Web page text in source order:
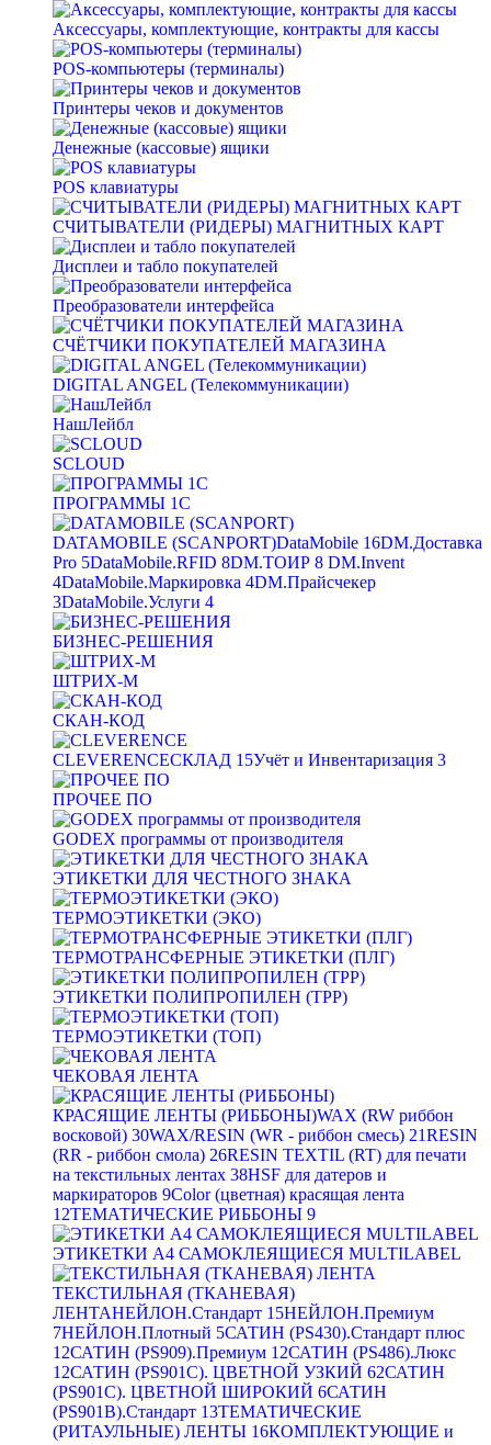
Аксессуары, комплектующие, контракты для кассы
POS-компьютеры (терминалы)
Принтеры чеков и документов
Денежные (кассовые) ящики
POS клавиатуры
СЧИТЫВАТЕЛИ (РИДЕРЫ) МАГНИТНЫХ КАРТ
Дисплеи и табло покупателей
Преобразователи интерфейса
СЧЁТЧИКИ ПОКУПАТЕЛЕЙ МАГАЗИНА
DIGITAL ANGEL (Телекоммуникации)
НашЛейбл
SCLOUD
ПРОГРАММЫ 1С
DATAMOBILE (SCANPORT)DataMobile 16DM.Доставка
Pro 5DataMobile.RFID 8DM.ТОИР 8 DM.Invent
4DataMobile.Маркировка 4DM.Прайсчекер
3DataMobile.Услуги 4
БИЗНЕС-РЕШЕНИЯ
ШТРИХ-М
СКАН-КОД
CLEVERENCEСКЛАД 15Учёт и Инвентаризация 3
ПРОЧЕЕ ПО
GODEX программы от производителя
ЭТИКЕТКИ ДЛЯ ЧЕСТНОГО ЗНАКА
ТЕРМОЭТИКЕТКИ (ЭКО)
ТЕРМОТРАНСФЕРНЫЕ ЭТИКЕТКИ (ПЛГ)
ЭТИКЕТКИ ПОЛИПРОПИЛЕН (TPP)
ТЕРМОЭТИКЕТКИ (ТОП)
ЧЕКОВАЯ ЛЕНТА
КРАСЯЩИЕ ЛЕНТЫ (РИББОНЫ)WAX (RW риббон
восковой) 30WAX/RESIN (WR - риббон смесь) 21RESIN
(RR - риббон смола) 26RESIN TEXTIL (RT) для печати
на текстильных лентах 38HSF для датеров и
маркираторов 9Color (цветная) красящая лента
12ТЕМАТИЧЕСКИЕ РИББОНЫ 9
ЭТИКЕТКИ А4 САМОКЛЕЯЩИЕСЯ MULTILABEL
ТЕКСТИЛЬНАЯ (ТКАНЕВАЯ)
ЛЕНТАНЕЙЛОН.Стандарт 15НЕЙЛОН.Премиум
7НЕЙЛОН.Плотный 5САТИН (PS430).Стандарт плюс
12САТИН (PS909).Премиум 12САТИН (PS486).Люкс
12САТИН (PS901C). ЦВЕТНОЙ УЗКИЙ 62САТИН
(PS901C). ЦВЕТНОЙ ШИРОКИЙ 6САТИН
(PS901B).Стандарт 13ТЕМАТИЧЕСКИЕ
(РИТАУЛЬНЫЕ) ЛЕНТЫ 16КОМПЛЕКТУЮЩИЕ и